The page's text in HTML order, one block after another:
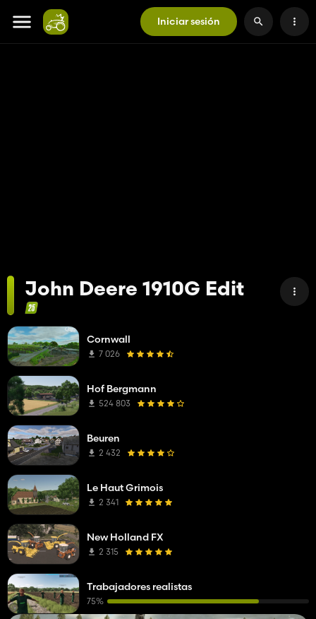
Iniciar sesión
John Deere 1910G Edit
Cornwall
7 026
Hof Bergmann
524 803
Beuren
2 432
Le Haut Grimois
2 341
New Holland FX
2 315
Trabajadores realistas
75%